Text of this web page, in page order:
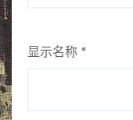
显示名称 *